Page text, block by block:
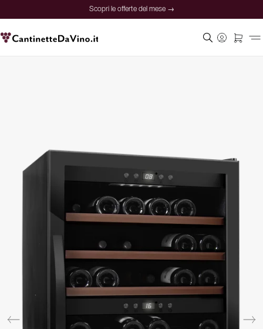
Scopri le offerte del mese →